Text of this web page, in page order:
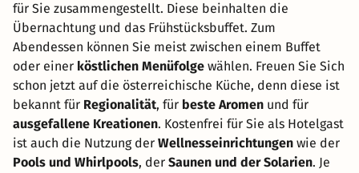
für Sie zusammengestellt. Diese beinhalten die
Übernachtung und das Frühstücksbuffet. Zum
Abendessen können Sie meist zwischen einem Buffet
oder einer köstlichen Menüfolge wählen. Freuen Sie Sich
schon jetzt auf die österreichische Küche, denn diese ist
bekannt für Regionalität, für beste Aromen und für
ausgefallene Kreationen. Kostenfrei für Sie als Hotelgast
ist auch die Nutzung der Wellnesseinrichtungen wie der
Pools und Whirlpools, der Saunen und der Solarien. Je